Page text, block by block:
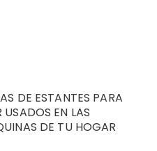
DE ESTANTES PARA
USADOS EN LAS
DE TU HOGAR